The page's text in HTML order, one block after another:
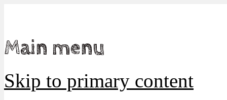
Main menu
Skip to primary content